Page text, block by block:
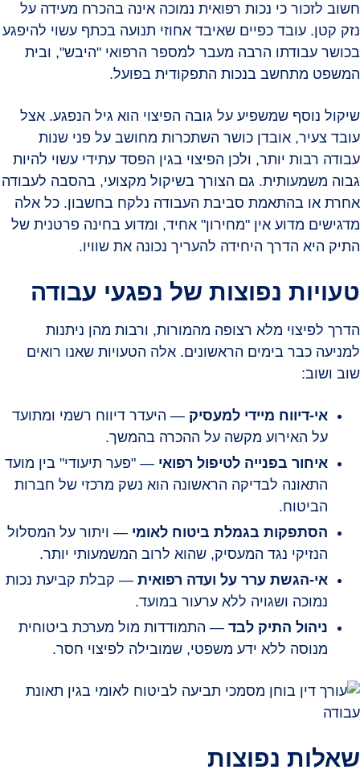
חשוב לזכור כי נכות רפואית נמוכה אינה בהכרח מעידה על
נזק קטן. עובד כפיים שאיבד אחוזי תנועה בכתף עשוי להיפגע
בכושר עבודתו הרבה מעבר למספר הרפואי "היבש", ובית
המשפט מתחשב בנכות התפקודית בפועל.
שיקול נוסף שמשפיע על גובה הפיצוי הוא גיל הנפגע. אצל
עובד צעיר, אובדן כושר השתכרות מחושב על פני שנות
עבודה רבות יותר, ולכן הפיצוי בגין הפסד עתידי עשוי להיות
גבוה משמעותית. גם הצורך בשיקול מקצועי, בהסבה לעבודה
אחרת או בהתאמת סביבת העבודה נלקח בחשבון. כל אלה
מדגישים מדוע אין "מחירון" אחיד, ומדוע בחינה פרטנית של
התיק היא הדרך היחידה להעריך נכונה את שוויו.
טעויות נפוצות של נפגעי עבודה
הדרך לפיצוי מלא רצופה מהמורות, ורבות מהן ניתנות
למניעה כבר בימים הראשונים. אלה הטעויות שאנו רואים
שוב ושוב:
אי-דיווח מיידי למעסיק — היעדר דיווח רשמי ומתועד
על האירוע מקשה על ההכרה בהמשך.
איחור בפנייה לטיפול רפואי — "פער תיעודי" בין מועד
התאונה לבדיקה הראשונה הוא נשק מרכזי של חברות
הביטוח.
הסתפקות בגמלת ביטוח לאומי — ויתור על המסלול
הנזיקי נגד המעסיק, שהוא לרוב המשמעותי יותר.
אי-הגשת ערר על ועדה רפואית — קבלת קביעת נכות
נמוכה ושגויה ללא ערעור במועד.
ניהול התיק לבד — התמודדות מול מערכת ביטוחית
מנוסה ללא ידע משפטי, שמובילה לפיצוי חסר.
שאלות נפוצות